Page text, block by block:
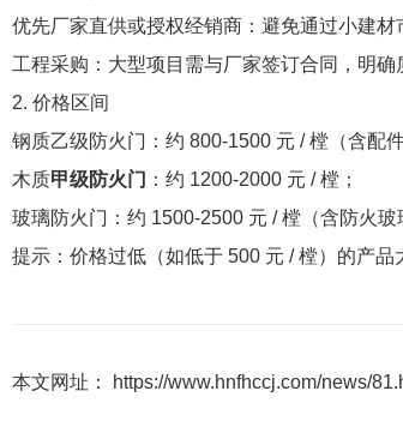
优先厂家直供或授权经销商：避免通过小建
工程采购：大型项目需与厂家签订合同，明
2. 价格区间
钢质乙级防火门：约 800-1500 元 / 樘（含配
木质甲级防火门 ：约 1200-2000 元 / 樘；
玻璃防火门：约 1500-2500 元 / 樘（含防火玻
提示：价格过低（如低于 500 元 / 樘）的产品
本文网址： https://www.hnfhccj.com/news/